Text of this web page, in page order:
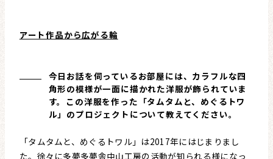
アート作品から広がる輪
今日お話を伺っているお部屋には、カラフルな四
角形の模様が一面に描かれた洋服が飾られていま
す。この洋服を作った「タムタムと、めぐるトワ
ル」のプロジェクトについて教えてください。
「タムタムと、めぐるトワル」は2017年にはじまりまし
た。徐々に多夢多夢舎中山工房の活動が知られる様になっ